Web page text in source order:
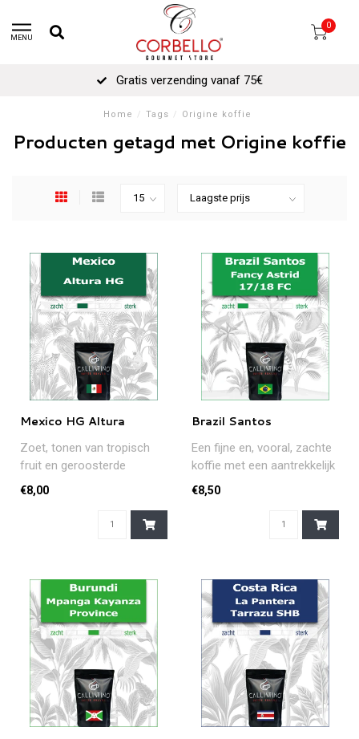
MENU
0
Gratis verzending vanaf 75€
Home / Tags / Origine koffie
Producten getagd met Origine koffie
Mexico HG Altura
Zoet, tonen van tropisch
fruit en geroosterde
hazelnoten... Deze
Mexicaanse topp..
€8,00
Brazil Santos
Een fijne en, vooral, zachte
koffie met een aantrekkelijk
aroma en heerlijke ge..
€8,50